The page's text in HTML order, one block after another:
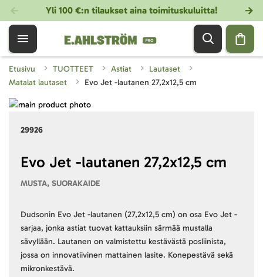
Yli 100 €:n tilaukset aina toimituskuluitta!
Etusivu TUOTTEET Astiat
Lautaset
Matalat lautaset
Evo Jet -lautanen 27,2x12,5 cm
29926
Evo Jet -lautanen 27,2x12,5 cm
MUSTA, SUORAKAIDE
Dudsonin Evo Jet -lautanen (27,2x12,5 cm) on osa Evo Jet -
sarjaa, jonka astiat tuovat kattauksiin särmää mustalla
sävyllään. Lautanen on valmistettu kestävästä posliinista,
jossa on innovatiivinen mattainen lasite. Konepestävä sekä
mikronkestävä.
Skip
images
beginning
gallery